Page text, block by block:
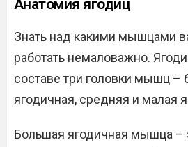
Анатомия ягодиц
Знать над какими мышцами
работать немаловажно.
составе три головки мышц –
ягодичная, средняя и малая
Большая ягодичная мышца –